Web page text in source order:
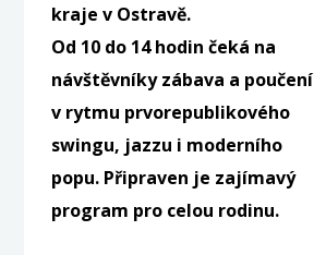
kraje v Ostravě.
Od 10 do 14 hodin čeká na
návštěvníky zábava a poučení
v rytmu prvorepublikového
swingu, jazzu i moderního
popu. Připraven je zajímavý
program pro celou rodinu.